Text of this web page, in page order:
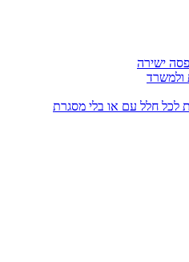
ישירה
ולמשרד
לכל חלל עם או בלי מסגרת